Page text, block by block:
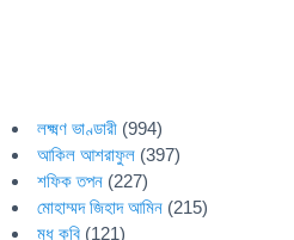
লক্ষ্মণ ভাণ্ডারী (994)
আকিল আশরাফুল (397)
শফিক তপন (227)
মোহাম্মদ জিহাদ আমিন (215)
মধু কবি (121)